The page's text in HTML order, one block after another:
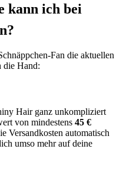
kann ich bei
Fan die aktuellen
die Hand:
Hair ganz unkompliziert
von mindestens 45 €
Versandkosten automatisch
umso mehr auf deine